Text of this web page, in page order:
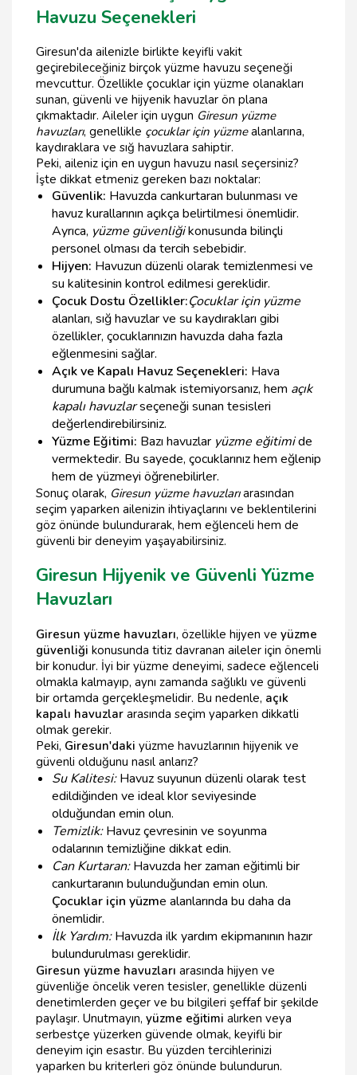
Havuzu Seçenekleri
Giresun'da ailenizle birlikte keyifli vakit
geçirebileceğiniz birçok yüzme havuzu seçeneği
mevcuttur. Özellikle çocuklar için yüzme olanakları
sunan, güvenli ve hijyenik havuzlar ön plana
çıkmaktadır. Aileler için uygun Giresun yüzme
havuzları, genellikle çocuklar için yüzmealanlarına,
kaydıraklara ve sığ havuzlara sahiptir.
Peki, aileniz için en uygun havuzu nasıl seçersiniz?
İşte dikkat etmeniz gereken bazı noktalar:
Güvenlik: Havuzda cankurtaran bulunması ve
havuz kurallarının açıkça belirtilmesi önemlidir.
Ayrıca, yüzme güvenliğikonusunda bilinçli
personel olması da tercih sebebidir.
Hijyen: Havuzun düzenli olarak temizlenmesi ve
su kalitesinin kontrol edilmesi gereklidir.
Çocuk Dostu Özellikler:Çocuklar için yüzme
alanları, sığ havuzlar ve su kaydırakları gibi
özellikler, çocuklarınızın havuzda daha fazla
eğlenmesini sağlar.
Açık ve Kapalı Havuz Seçenekleri: Hava
durumuna bağlı kalmak istemiyorsanız, hem açık
kapalı havuzlarseçeneği sunan tesisleri
değerlendirebilirsiniz.
Yüzme Eğitimi: Bazı havuzlar yüzme eğitimide
vermektedir. Bu sayede, çocuklarınız hem eğlenip
hem de yüzmeyi öğrenebilirler.
Sonuç olarak, Giresun yüzme havuzlarıarasından
seçim yaparken ailenizin ihtiyaçlarını ve beklentilerini
göz önünde bulundurarak, hem eğlenceli hem de
güvenli bir deneyim yaşayabilirsiniz.
Giresun Hijyenik ve Güvenli Yüzme
Havuzları
Giresun yüzme havuzları, özellikle hijyen ve yüzme
güvenliği konusunda titiz davranan aileler için önemli
bir konudur. İyi bir yüzme deneyimi, sadece eğlenceli
olmakla kalmayıp, aynı zamanda sağlıklı ve güvenli
bir ortamda gerçekleşmelidir. Bu nedenle, açık
kapalı havuzlar arasında seçim yaparken dikkatli
olmak gerekir.
Peki, Giresun'daki yüzme havuzlarının hijyenik ve
güvenli olduğunu nasıl anlarız?
Su Kalitesi:Havuz suyunun düzenli olarak test
edildiğinden ve ideal klor seviyesinde
olduğundan emin olun.
Temizlik:Havuz çevresinin ve soyunma
odalarının temizliğine dikkat edin.
Can Kurtaran:Havuzda her zaman eğitimli bir
cankurtaranın bulunduğundan emin olun.
Çocuklar için yüzme alanlarında bu daha da
önemlidir.
İlk Yardım:Havuzda ilk yardım ekipmanının hazır
bulundurulması gereklidir.
Giresun yüzme havuzları arasında hijyen ve
güvenliğe öncelik veren tesisler, genellikle düzenli
denetimlerden geçer ve bu bilgileri şeffaf bir şekilde
paylaşır. Unutmayın, yüzme eğitimi alırken veya
serbestçe yüzerken güvende olmak, keyifli bir
deneyim için esastır. Bu yüzden tercihlerinizi
yaparken bu kriterleri göz önünde bulundurun.